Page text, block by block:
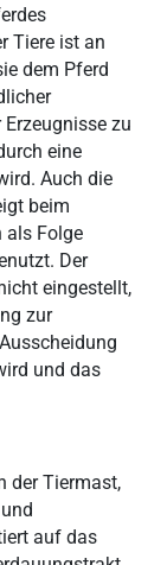
Tiere ist an
dem Pferd
zu
eine
Auch die
beim
als Folge
Der
eingestellt,
zur
und das
der Tiermast,
auf das